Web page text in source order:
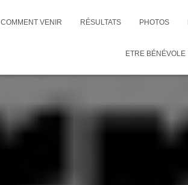
COMMENT VENIR RÉSULTATS PHOTOS
ETRE BÉNÉVOLE